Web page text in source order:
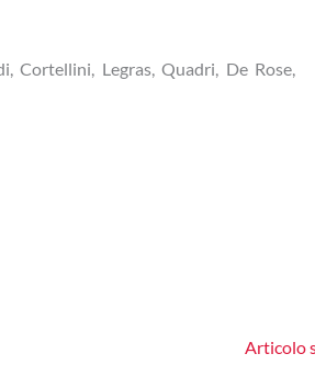
Cortellini, Legras, Quadri, De Rose,
Articolo